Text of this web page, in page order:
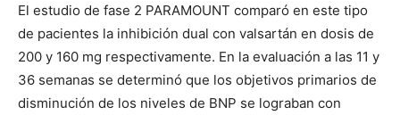
El estudio de fase 2 PARAMOUNT comparó en este tipo
de pacientes la inhibición dual con valsartán en dosis de
200 y 160 mg respectivamente. En la evaluación a las 11 y
36 semanas se determinó que los objetivos primarios de
disminución de los niveles de BNP se lograban con